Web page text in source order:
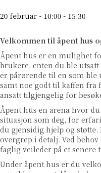
20 februar - 10:00 - 15:30
Velkommen til åpent hus
Åpent hus er en mulighet
brukere, enten du ble
er pårørende til en som ble
samt noe godt til kaffen fra
ansatt tilgjengelig for
Åpent hus en arena hvor
situasjon som deg, for
du gjensidig hjelp og
overgrep i detalj. Ved
faglig veileder på et senere
Under åpent hus er du